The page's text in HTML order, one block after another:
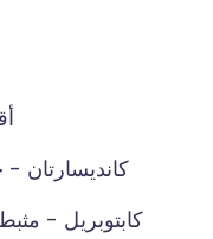
كانديسارتان
كابتوبريل -